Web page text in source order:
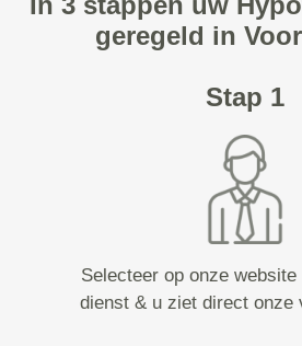
geregeld in
Stap 1
Selecteer op onze
dienst & u ziet direct onze